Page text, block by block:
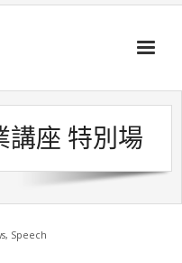
講座 特別場
, Speech